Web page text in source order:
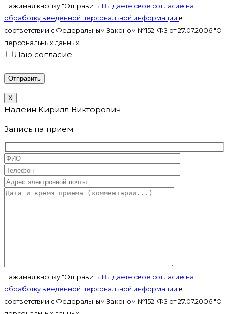
Нажимая кнопку "Отправить"Вы даёте свое согласие на
обработку введенной персональной информации в
соответствии с Федеральным Законом №152-ФЗ от 27.07.2006 "О
персональных данных".
Даю согласие
X
Надеин Кирилл Викторович
Запись на прием
Нажимая кнопку "Отправить"Вы даёте свое согласие на
обработку введенной персональной информации в
соответствии с Федеральным Законом №152-ФЗ от 27.07.2006 "О